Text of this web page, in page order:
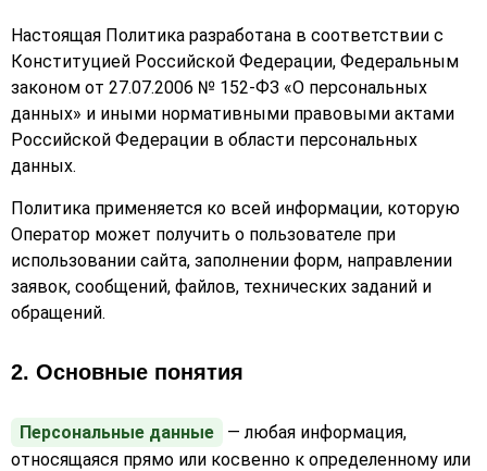
Настоящая Политика разработана в соответствии с
Конституцией Российской Федерации, Федеральным
законом от 27.07.2006 № 152-ФЗ «О персональных
данных» и иными нормативными правовыми актами
Российской Федерации в области персональных
данных.
Политика применяется ко всей информации, которую
Оператор может получить о пользователе при
использовании сайта, заполнении форм, направлении
заявок, сообщений, файлов, технических заданий и
обращений.
2. Основные понятия
Персональные данные
— любая информация,
относящаяся прямо или косвенно к определенному или